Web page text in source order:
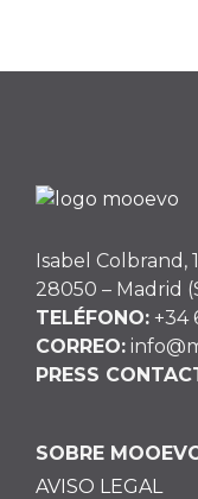
Isabel Colbrand,
28050 – Madrid
TELÉFONO: +34
CORREO:
PRESS
SOBRE
AVISO LEGAL